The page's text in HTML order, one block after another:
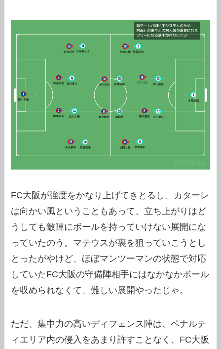
FC大阪が強度をかなり上げてきとるし、カターレ
は向かい風ということもあって、立ち上がりはど
うしても敵陣にボールを持っていけない展開にな
っていたのう。マテウスが裏を狙っていこうとし
とったがやけど、ほぼマンツーマンの状態で対応
していたFC大阪の守備陣相手にはなかなかボール
を収められなくて、難しい展開やったじゃ。
ただ、集中力の高いディフェンス陣は、ペナルテ
ィエリア内の侵入をあまり許すことなく、FC大阪